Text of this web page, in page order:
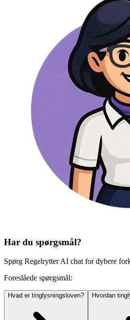
Har du spørgsmål?
Spørg Regelrytter AI chat for dybere
Foreslåede spørgsmål:
Hvad er tinglysningsloven? Hvordan